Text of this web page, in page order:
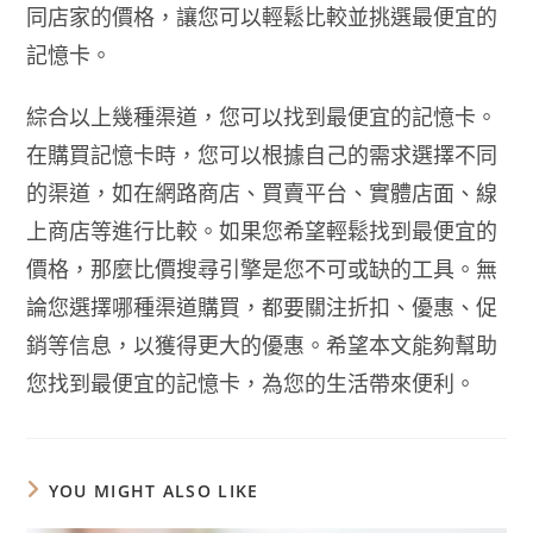
同店家的價格，讓您可以輕鬆比較並挑選最便宜的
記憶卡。
綜合以上幾種渠道，您可以找到最便宜的記憶卡。
在購買記憶卡時，您可以根據自己的需求選擇不同
的渠道，如在網路商店、買賣平台、實體店面、線
上商店等進行比較。如果您希望輕鬆找到最便宜的
價格，那麼比價搜尋引擎是您不可或缺的工具。無
論您選擇哪種渠道購買，都要關注折扣、優惠、促
銷等信息，以獲得更大的優惠。希望本文能夠幫助
您找到最便宜的記憶卡，為您的生活帶來便利。
YOU MIGHT ALSO LIKE